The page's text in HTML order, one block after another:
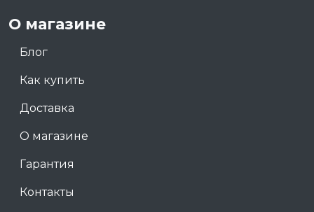
О магазине
Блог
Как купить
Доставка
О магазине
Гарантия
Контакты